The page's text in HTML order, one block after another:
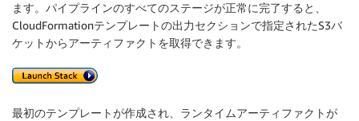
ます。パイプラインのすべてのステージが正常に完了すると、
CloudFormationテンプレートの出力セクションで指定されたS3バ
ケットからアーティファクトを取得できます。
最初のテンプレートが作成され、ランタイムアーティファクトが